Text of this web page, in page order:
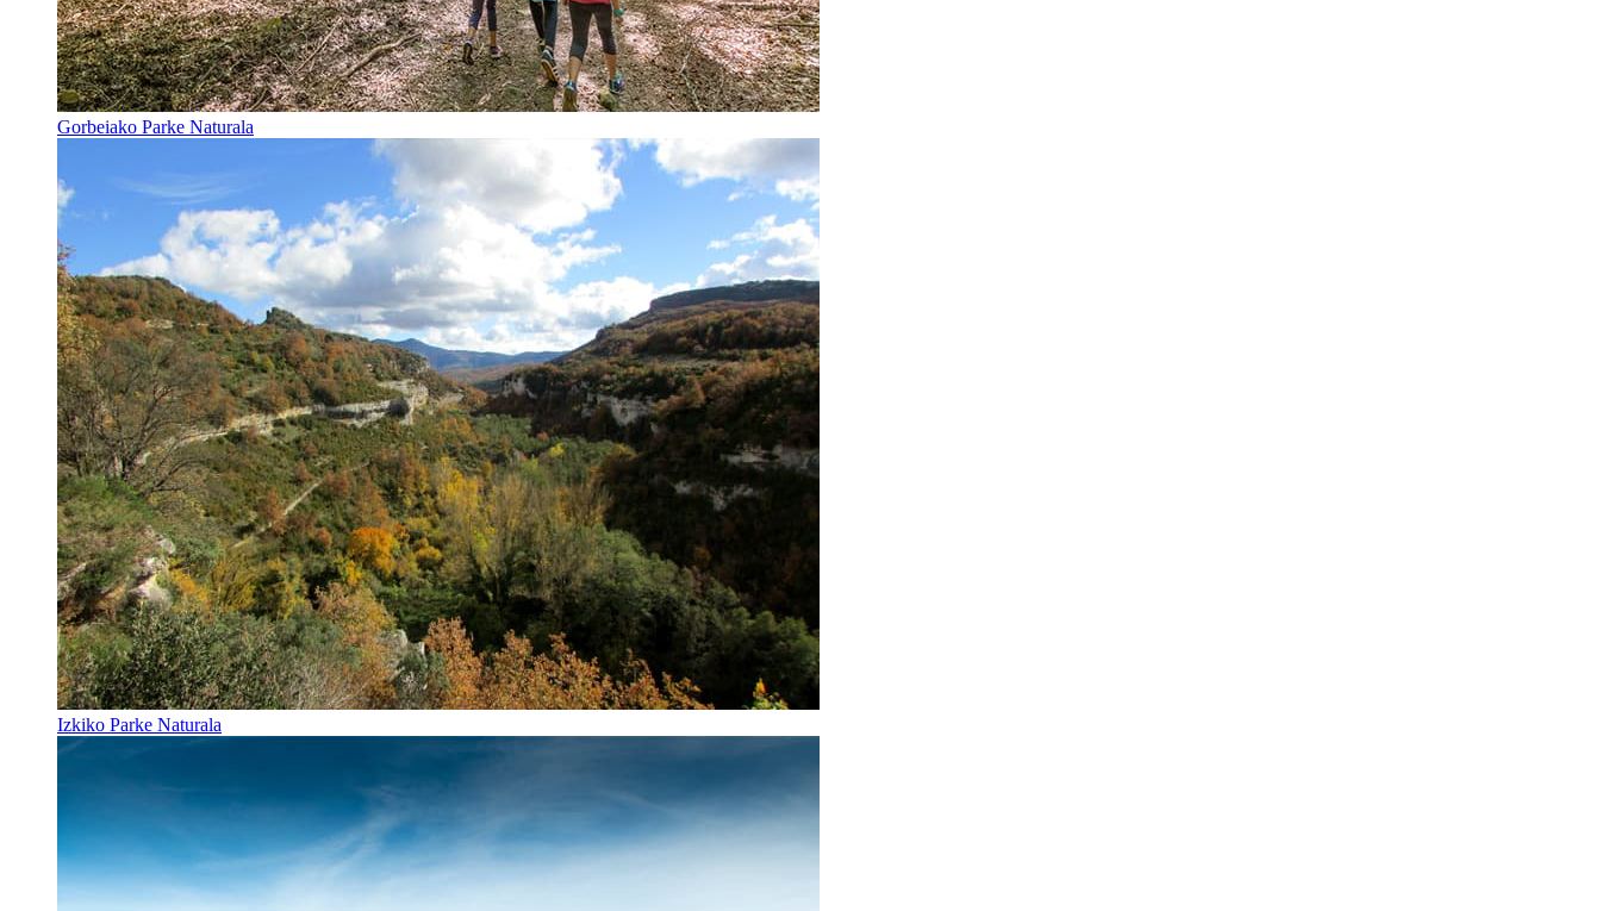
Gorbeiako Parke Naturala
Izkiko Parke Naturala